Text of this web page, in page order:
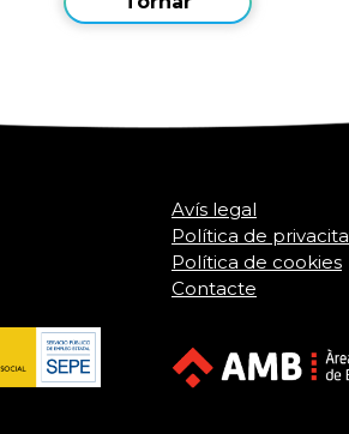
Avís legal
Política de
Política de cookies
Contacte